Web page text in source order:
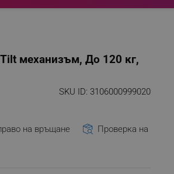
механизъм, До 120 кг,
SKU ID: 3106000999020
на връщане
Проверка на